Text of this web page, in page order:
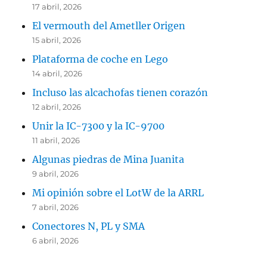
17 abril, 2026
El vermouth del Ametller Origen
15 abril, 2026
Plataforma de coche en Lego
14 abril, 2026
Incluso las alcachofas tienen corazón
12 abril, 2026
Unir la IC-7300 y la IC-9700
11 abril, 2026
Algunas piedras de Mina Juanita
9 abril, 2026
Mi opinión sobre el LotW de la ARRL
7 abril, 2026
Conectores N, PL y SMA
6 abril, 2026